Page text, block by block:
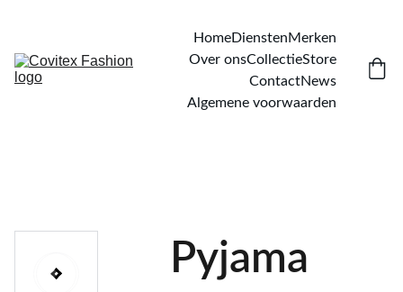
HomeDienstenMerken
Over onsCollectieStore
ContactNews
Algemene voorwaarden
Pyjama